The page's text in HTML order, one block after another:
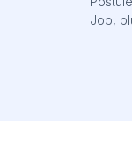
Job,